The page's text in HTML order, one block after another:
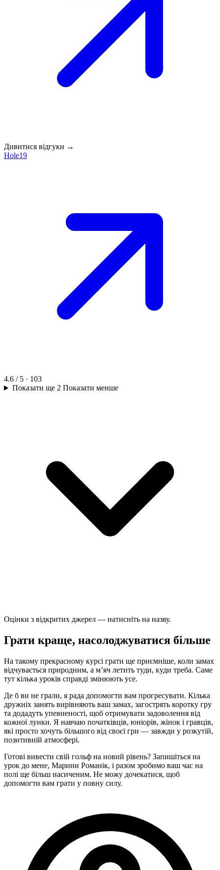
Дивитися відгуки →
Hole19
4.6 / 5 · 103
Показати ще 2 Показати менше
Оцінки з відкритих джерел — натисніть на назву.
Грати краще, насолоджуватися більше
На такому прекрасному курсі грати ще приємніше, коли замах
відчувається природним, а м’яч летить туди, куди треба. Саме
тут кілька уроків справді змінюють усе.
Де б ви не грали, я рада допомогти вам прогресувати. Кілька
дружніх занять вирівняють ваш замах, загострять коротку гру
та додадуть упевненості, щоб отримувати задоволення від
кожної лунки. Я навчаю початківців, юніорів, жінок і гравців,
які просто хочуть більшого від своєї гри — завжди у розкутій,
позитивній атмосфері.
Готові вивести свій гольф на новий рівень? Запишіться на
урок до мене, Марини Романік, і разом зробимо ваш час на
полі ще більш насиченим. Не можу дочекатися, щоб
допомогти вам грати у повну силу.